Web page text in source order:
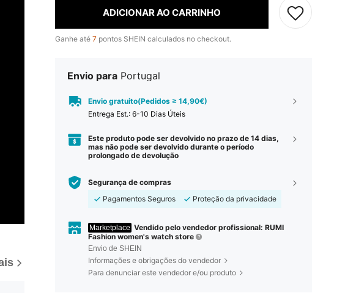
ADICIONAR AO CARRINHO
Ganhe até 7 pontos SHEIN calculados no checkout.
Envio para Portugal
Envio gratuito(Pedidos ≥ 14,90€)
Entrega Est.: 6-10 Dias Úteis
Este produto pode ser devolvido no prazo de 14 dias,
mas não pode ser devolvido durante o período
prolongado de devolução
Segurança de compras
Pagamentos Seguros
Proteção da privacidade
Marketplace Vendido pelo vendedor profissional: RUMI
Fashion women's watch store
Envio de SHEIN
Informações e obrigações do vendedor
Para denunciar este vendedor e/ou produto